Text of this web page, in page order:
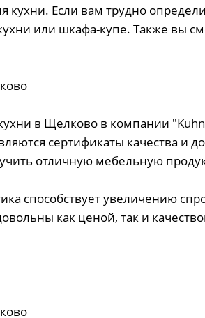
кухни. Если вам трудно
или шкафа-купе. Также вы
в Щелково в компании
сертификаты качества
отличную мебельную
способствует увеличению
как ценой, так и